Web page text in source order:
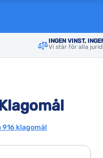
INGEN VINST,
Vi står för alla
klagomål